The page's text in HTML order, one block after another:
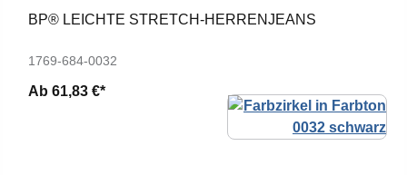
BP® LEICHTE STRETCH-HERRENJEANS
1769-684-0032
Ab 61,83 €*